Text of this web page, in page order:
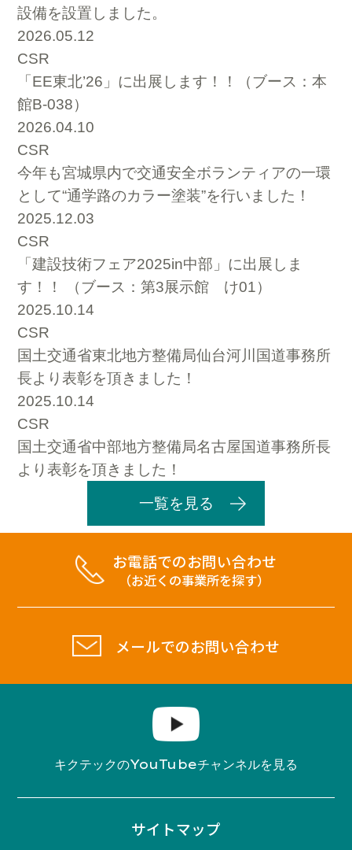
設備を設置しました。
2026.05.12
CSR
「EE東北’26」に出展します！！（ブース：本
館B-038）
2026.04.10
CSR
今年も宮城県内で交通安全ボランティアの一環
として“通学路のカラー塗装”を行いました！
2025.12.03
CSR
「建設技術フェア2025in中部」に出展しま
す！！ （ブース：第3展示館 け01）
2025.10.14
CSR
国土交通省東北地方整備局仙台河川国道事務所
長より表彰を頂きました！
2025.10.14
CSR
国土交通省中部地方整備局名古屋国道事務所長
より表彰を頂きました！
一覧を見る
お電話でのお問い合わせ
（お近くの事業所を探す）
メールでのお問い合わせ
キクテックのYouTubeチャンネルを見る
サイトマップ